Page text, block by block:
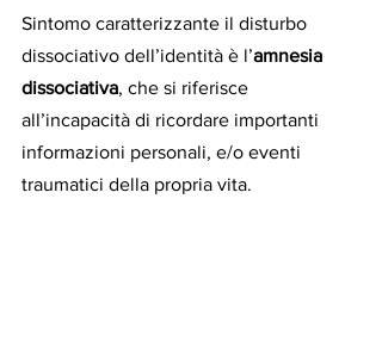
Sintomo caratterizzante il disturbo
dissociativo dell’identità è l’amnesia
dissociativa, che si riferisce
all’incapacità di ricordare importanti
informazioni personali, e/o eventi
traumatici della propria vita.